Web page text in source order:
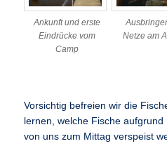
Ankunft und erste
Eindrücke vom
Camp
Netze am
Vorsichtig befreien wir die
lernen, welche Fische
von uns zum Mittag verspeist